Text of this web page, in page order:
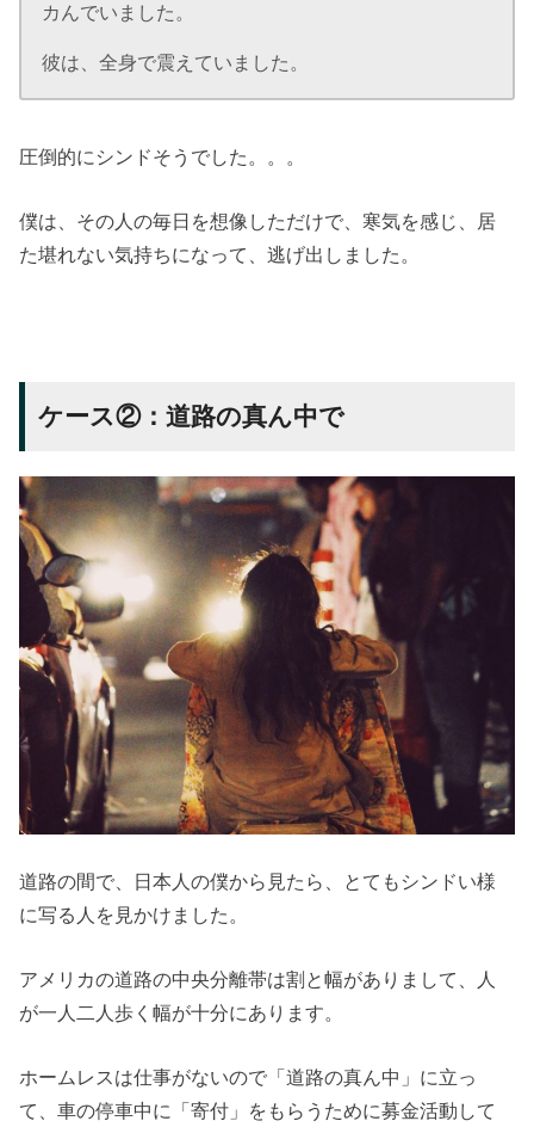
カんでいました。
彼は、全身で震えていました。
圧倒的にシンドそうでした。。。
僕は、その人の毎日を想像しただけで、寒気を感じ、居
た堪れない気持ちになって、逃げ出しました。
ケース②：道路の真ん中で
道路の間で、日本人の僕から見たら、とてもシンドい様
に写る人を見かけました。
アメリカの道路の中央分離帯は割と幅がありまして、人
が一人二人歩く幅が十分にあります。
ホームレスは仕事がないので「道路の真ん中」に立っ
て、車の停車中に「寄付」をもらうために募金活動して